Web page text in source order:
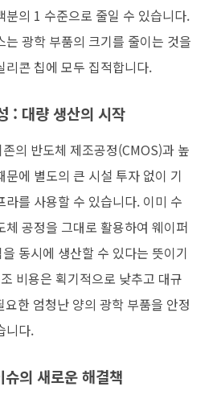
분의 1 수준으로 줄일 수 있습니다.
는 광학 부품의 크기를 줄이는 것을
리콘 칩에 모두 집적합니다.
: 대량 생산의 시작
의 반도체 제조공정(CMOS)과 높
문에 별도의 큰 시설 투자 없이 기
라를 사용할 수 있습니다. 이미 수
체 공정을 그대로 활용하여 웨이퍼
동시에 생산할 수 있다는 뜻이기
비용은 획기적으로 낮추고 대규
한 엄청난 양의 광학 부품을 안정
니다.
의 새로운 해결책